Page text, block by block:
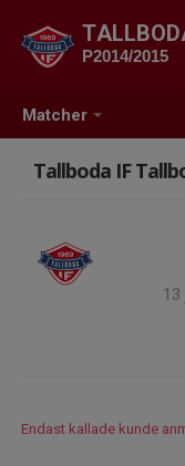
Matcher
P2014/2015
Tallboda IF
13
Endast kallade kunde